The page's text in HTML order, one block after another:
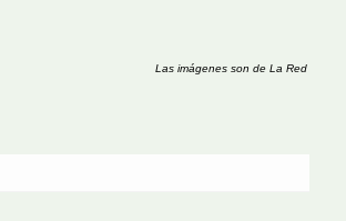
Las imágenes son de La Red